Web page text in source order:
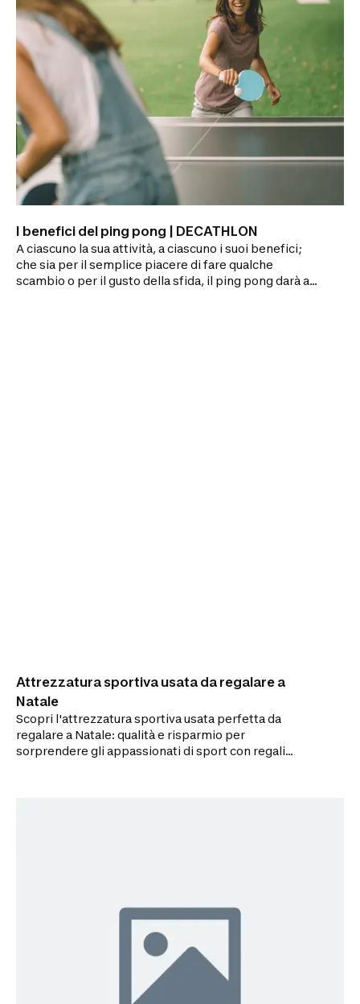
I benefici del ping pong | DECATHLON
A ciascuno la sua attività, a ciascuno i suoi benefici;
che sia per il semplice piacere di fare qualche
scambio o per il gusto della sfida, il ping pong darà ad
Attrezzatura sportiva usata da regalare a
Natale
Scopri l'attrezzatura sportiva usata perfetta da
regalare a Natale: qualità e risparmio per
sorprendere gli appassionati di sport con regali